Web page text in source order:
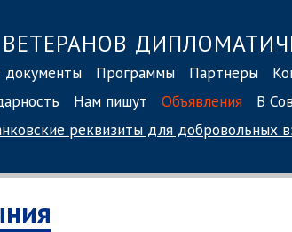
документы Программы Партнеры
Нам пишут Объявления
В
реквизиты для добровольных